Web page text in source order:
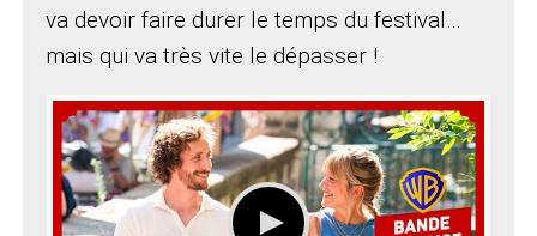
va devoir faire durer le temps du festival…
mais qui va très vite le dépasser !